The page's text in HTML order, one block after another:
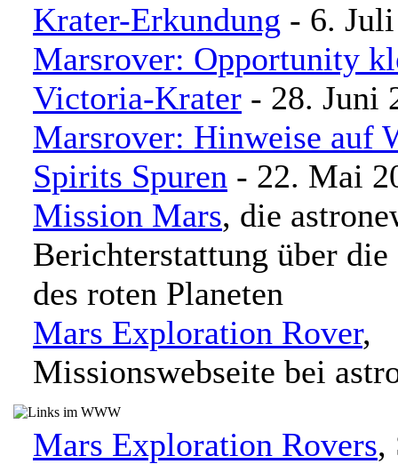
Krater-Erkundung - 6.
Marsrover: Opportunity
Victoria-Krater - 28. Juni
Marsrover: Hinweise auf
Spirits Spuren - 22. Mai
Mission Mars, die
Berichterstattung über
des roten Planeten
Mars Exploration Rover,
Missionswebseite bei
Mars Exploration Rovers,